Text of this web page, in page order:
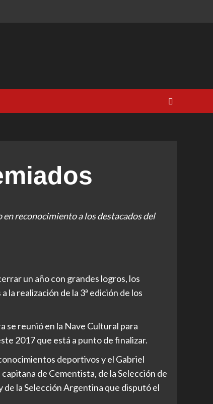
reconocimiento a los destacados del
un año con grandes logros, los
realización de la 3ª edición de los
se reunió en la Nave Cultural para
2017 que está a punto de finalizar.
deportivos y el Gabriel
de Cementista, de la Selección de
de la Selección Argentina que disputó el